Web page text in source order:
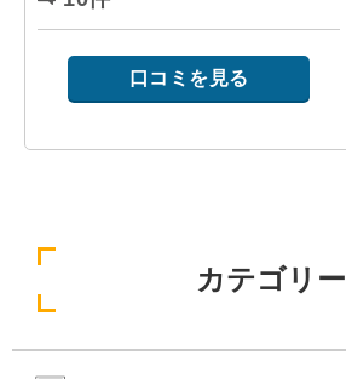
口コミを見る
カテゴリー